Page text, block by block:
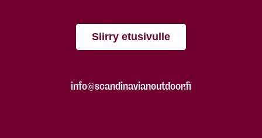
Siirry etusivulle
info@scandinavianoutdoor.fi